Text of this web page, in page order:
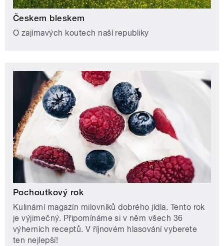
Českem bleskem
O zajímavých koutech naší republiky
Pochoutkový rok
Kulinární magazín milovníků dobrého jídla. Tento rok
je výjimečný. Připomínáme si v něm všech 36
výherních receptů. V říjnovém hlasování vyberete
ten nejlepší!